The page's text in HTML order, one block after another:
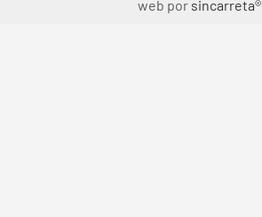
web por sincarreta®